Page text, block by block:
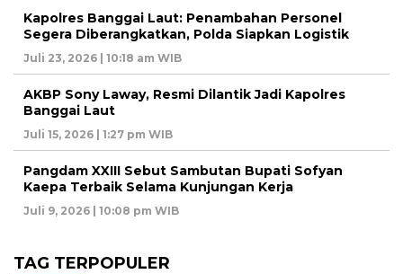
Kapolres Banggai Laut: Penambahan Personel
Segera Diberangkatkan, Polda Siapkan Logistik
Juli 23, 2026 | 10:18 am WIB
AKBP Sony Laway, Resmi Dilantik Jadi Kapolres
Banggai Laut
Juli 15, 2026 | 1:27 pm WIB
Pangdam XXIII Sebut Sambutan Bupati Sofyan
Kaepa Terbaik Selama Kunjungan Kerja
Juli 9, 2026 | 10:08 pm WIB
TAG TERPOPULER